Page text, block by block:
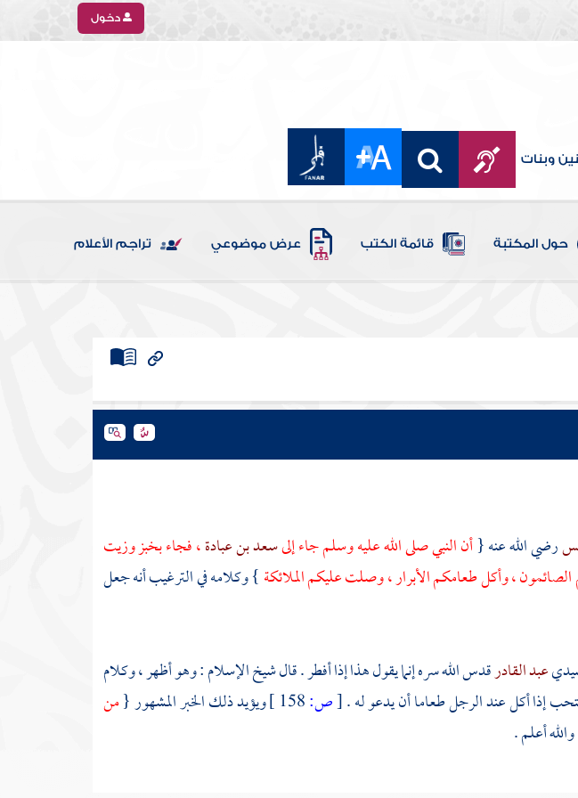
دخول
وبنات
حول المكتبة قائمة الكتب عرض موضوعي تراجم الأعلام
رضي الله عنه {أن النبي صلى الله عليه وسلم جاء إلىسعد بن عبادة، فجاء بخبز وزيت
، وأكل طعامكم الأبرار ، وصلت عليكم الملائكة} وكلامه في الترغيب أنه جعل
عبد القادرقدس الله سره إنما يقول هذا إذا أفطر . قال شيخ الإسلام : وهو أظهر ، وكلام
إذا أكل عند الرجل طعاما أن يدعو له .[ص: ويؤيد ذلك الخبر المشهور {من
أعلم .